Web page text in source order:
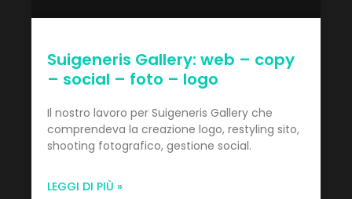
Suigeneris Gallery: web – copy
– social – foto – logo
Il nostro lavoro per Suigeneris Gallery che
comprendeva la creazione logo, restyling sito,
shooting fotografico, gestione social.
LEGGI DI PIÙ »